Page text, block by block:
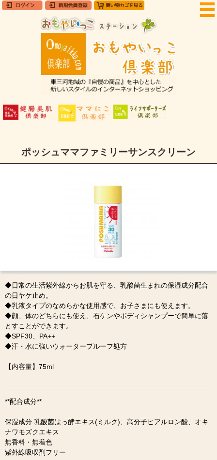
ポッシュママファミリーサンスクリーン
◆日常の生活紫外線からお肌を守る、乳酸菌生まれの保湿成分配合
の日ヤケ止め。
◆乳液タイプのなめらかな使用感で、お子さまにも使えます。
◆顔、体のどちらにも使え、石ケンやボディシャンプーで簡単に落
とすことができます。
◆SPF30、PA++
◆汗・水に強いウォータープルーフ処方
【内容量】75ml
**配合成分**
保湿成分:乳酸菌はっ酵エキス(ミルク)、高分子ヒアルロン酸、オキ
ナワモズクエキス
無香料・無着色
紫外線吸収剤フリー